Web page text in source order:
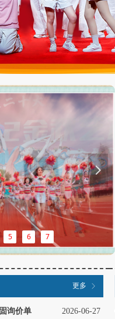
5 6 7
넲
2026-06-27
询价单
更多 ꁕ